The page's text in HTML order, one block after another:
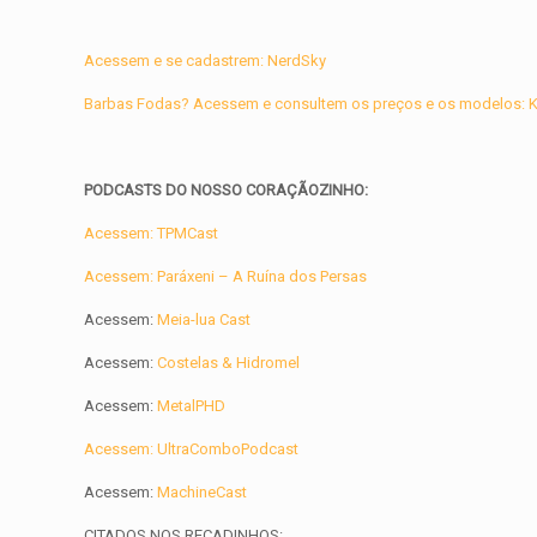
Acessem e se cadastrem: NerdSky
Barbas Fodas? Acessem e consultem os preços e os modelos:
PODCASTS DO NOSSO CORAÇÃOZINHO:
Acessem: TPMCast
Acessem: Paráxeni – A Ruína dos Persas
Acessem: Meia-lua Cast
Acessem:Costelas & Hidromel
Acessem: MetalPHD
Acessem: UltraComboPodcast
Acessem:MachineCast